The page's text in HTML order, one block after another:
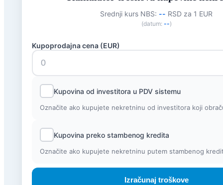
Srednji kurs NBS: -- RSD za 1 EUR
(datum: --)
Kupoprodajna cena (EUR)
Kupovina od investitora u PDV sistemu
Označite ako kupujete nekretninu od investitora koji
Kupovina preko stambenog kredita
Označite ako kupujete nekretninu putem stambenog
Izračunaj troškove